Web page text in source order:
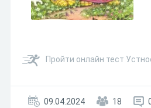
Пройти онлайн тест
09.04.2024 18